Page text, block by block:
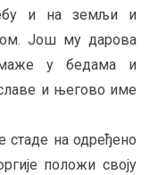
и на земљи и
Још му дарова
у бедама и
и његово име
стаде на одређено
положи своју